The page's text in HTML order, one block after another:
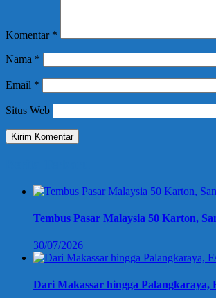
Komentar *
Nama *
Email *
Situs Web
Tembus Pasar Malaysia 50 Karton,
30/07/2026
Dari Makassar hingga